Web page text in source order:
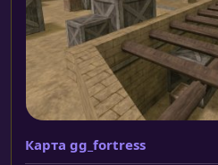
Карта gg_fortress